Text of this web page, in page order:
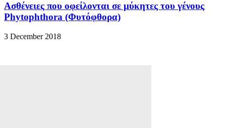
Ασθένειες που οφείλονται σε μύκητες του γένους
Phytophthora (Φυτόφθορα)
3 December 2018